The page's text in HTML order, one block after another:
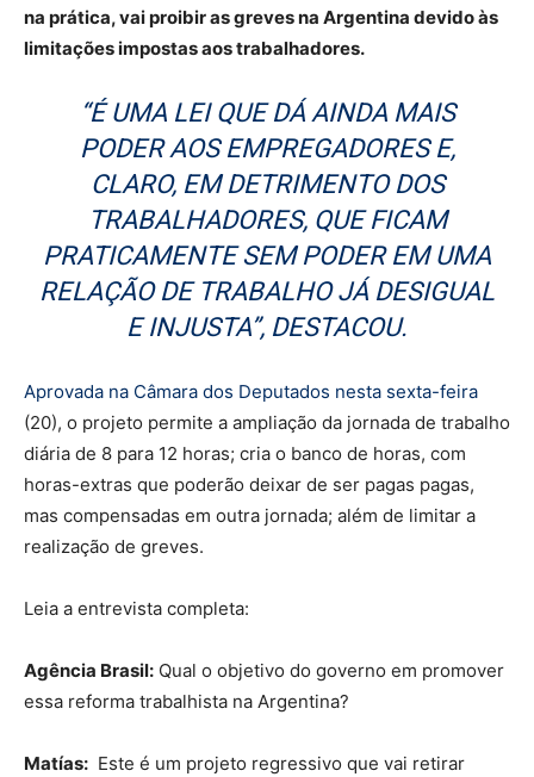
na prática, vai proibir as greves na Argentina devido às
limitações impostas aos trabalhadores.
“É UMA LEI QUE DÁ AINDA MAIS
PODER AOS EMPREGADORES E,
CLARO, EM DETRIMENTO DOS
TRABALHADORES, QUE FICAM
PRATICAMENTE SEM PODER EM UMA
RELAÇÃO DE TRABALHO JÁ DESIGUAL
E INJUSTA”, DESTACOU.
Aprovada na Câmara dos Deputados nesta sexta-feira
(20), o projeto permite a ampliação da jornada de trabalho
diária de 8 para 12 horas; cria o banco de horas, com
horas-extras que poderão deixar de ser pagas pagas,
mas compensadas em outra jornada; além de limitar a
realização de greves.
Leia a entrevista completa:
Agência Brasil: Qual o objetivo do governo em promover
essa reforma trabalhista na Argentina?
Matías: Este é um projeto regressivo que vai retirar